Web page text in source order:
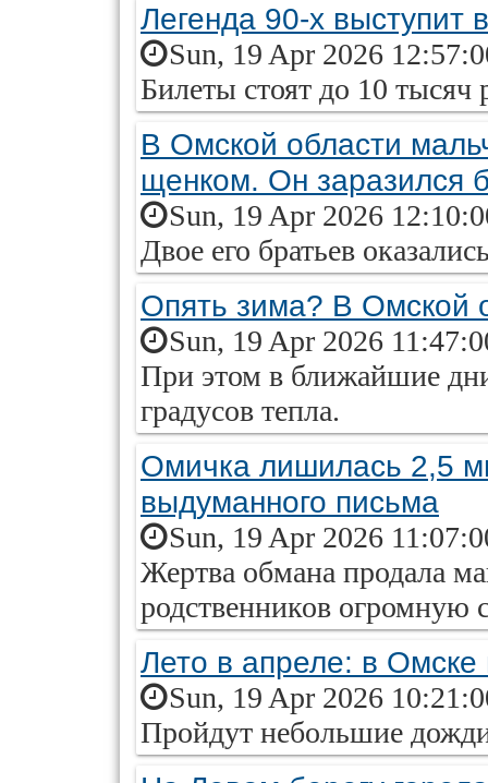
Легенда 90-х выступит
Sun, 19 Apr 2026
Билеты стоят до 10 тысяч
В Омской области
щенком. Он заразился
Sun, 19 Apr 2026
Двое его братьев
Опять зима? В Омской
Sun, 19 Apr 2026
При этом в ближайшие
градусов тепла.
Омичка лишилась 2,5
выдуманного письма
Sun, 19 Apr 2026
Жертва обмана продала
родственников огромную
Лето в апреле: в Омске
Sun, 19 Apr 2026
Пройдут небольшие